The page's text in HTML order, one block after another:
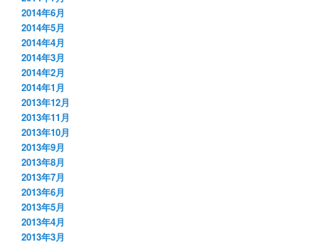
2014年6月
2014年5月
2014年4月
2014年3月
2014年2月
2014年1月
2013年12月
2013年11月
2013年10月
2013年9月
2013年8月
2013年7月
2013年6月
2013年5月
2013年4月
2013年3月